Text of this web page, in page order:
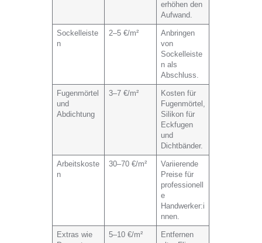
erhöhen den
Aufwand.
Sockelleiste
n
2–5 €/m²
Anbringen
von
Sockelleiste
n als
Abschluss.
Fugenmörtel
und
Abdichtung
3–7 €/m²
Kosten für
Fugenmörtel,
Silikon für
Eckfugen
und
Dichtbänder.
Arbeitskoste
n
30–70 €/m²
Variierende
Preise für
professionell
e
Handwerker:i
nnen.
Extras wie
5–10 €/m²
Entfernen